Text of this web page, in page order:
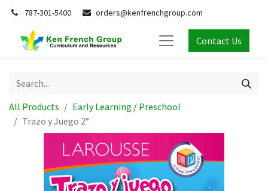
787-301-5400 orders@kenfrenchgroup.com
Contact Us
All Products
Early Learning / Preschool
Trazo y Juego 2°